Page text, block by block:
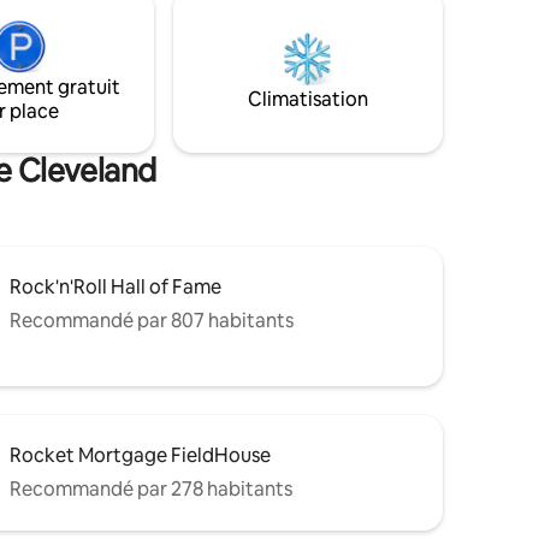
sur
au
par
intelligente, d'un espace de travail pour
ordinateur portable et d'un mobilier
moderne. Cette location de
vacances/d'affaires offre tous les
puissiez passer plus de temps à vous
détendre et à explorer.
gratuit
place
Climatisation
Cleveland
Rock'n'Roll Hall of Fame
Recommandé par 807 habitants
Rocket Mortgage FieldHouse
Recommandé par 278 habitants